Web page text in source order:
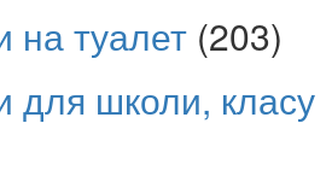
на туалет (203)
для школи, класу